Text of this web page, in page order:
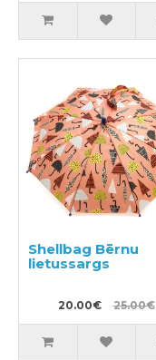
Shellbag Bērnu
lietussargs
20.00€ 25.00€